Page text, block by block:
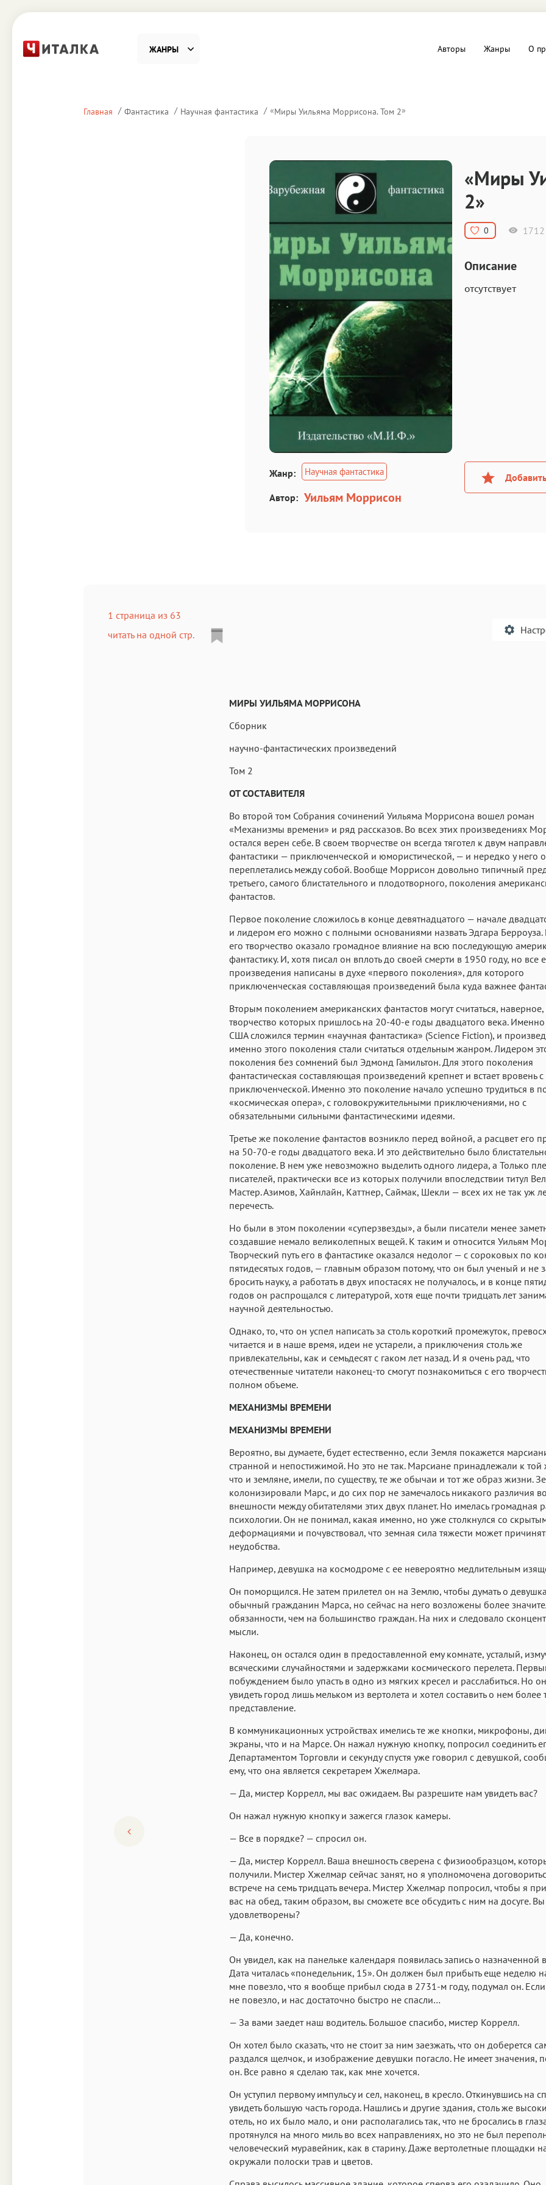
ЖАНРЫ
Драматургия
Домоводство Компьютеры и Интернет
Старинное Фольклор
Авторы Жанры О
Главная Фантастика Научная фантастика «Миры Уильяма Моррисона. Том 2»
Жанр: Научная фантастика
Автор: Уильям Моррисон
«Миры
2»
0 1712
Описание
отсутствует
1 страница из 63
читать на одной стр.
Аа
Roboto
Аа
Garamond
Аа
Fira Sans
Аа
Iowan
Аа
San Francisco Аа
SF Serif
Аа Аа Аа
Аа
Courier
Аа
Courier New
Аа
Menlo
МИРЫ УИЛЬЯМА МОРРИСОНА
Сборник
научно-фантастических произведений
Том 2
ОТ СОСТАВИТЕЛЯ
Во второй том Собрания сочинений Уильяма Моррисона вошел роман
«Механизмы времени» и ряд рассказов. Во всех этих произведениях
остался верен себе. В своем творчестве он всегда тяготел к двум
фантастики — приключенческой и юмористической, — и нередко у него
переплетались между собой. Вообще Моррисон довольно типичный
третьего, самого блистательного и плодотворного, поколения
фантастов.
Первое поколение сложилось в конце девятнадцатого — начале
и лидером его можно с полными основаниями назвать Эдгара
его творчество оказало громадное влияние на всю последующую
фантастику. И, хотя писал он вплоть до своей смерти в 1950 году, но все
произведения написаны в духе «первого поколения», для которого
приключенческая составляющая произведений была куда важнее
Вторым поколением американских фантастов могут считаться, наверное,
творчество которых пришлось на 20-40-е годы двадцатого века. Именно
США сложился термин «научная фантастика» (Science Fiction), и
именно этого поколения стали считаться отдельным жанром. Лидером
поколения без сомнений был Эдмонд Гамильтон. Для этого поколения
фантастическая составляющая произведений крепнет и встает вровень с
приключенческой. Именно это поколение начало успешно трудиться в
«космическая опера», с головокружительными приключениями, но с
обязательными сильными фантастическими идеями.
Третье же поколение фантастов возникло перед войной, а расцвет его
на 50-70-е годы двадцатого века. И это действительно было
поколение. В нем уже невозможно выделить одного лидера, а Только
писателей, практически все из которых получили впоследствии титул
Мастер. Азимов, Хайнлайн, Каттнер, Саймак, Шекли — всех их не так уж
перечесть.
Но были в этом поколении «суперзвезды», а были писатели менее
создавшие немало великолепных вещей. К таким и относится Уильям
Творческий путь его в фантастике оказался недолог — с сороковых по
пятидесятых годов, — главным образом потому, что он был ученый и не
бросить науку, а работать в двух ипостасях не получалось, и в конце
годов он распрощался с литературой, хотя еще почти тридцать лет
научной деятельностью.
Однако, то, что он успел написать за столь короткий промежуток,
читается и в наше время, идеи не устарели, а приключения столь же
привлекательны, как и семьдесят с гаком лет назад. И я очень рад, что
отечественные читатели наконец-то смогут познакомиться с его
полном объеме.
МЕХАНИЗМЫ ВРЕМЕНИ
МЕХАНИЗМЫ ВРЕМЕНИ
Вероятно, вы думаете, будет естественно, если Земля покажется
странной и непостижимой. Но это не так. Марсиане принадлежали к той
что и земляне, имели, по существу, те же обычаи и тот же образ жизни.
колонизировали Марс, и до сих пор не замечалось никакого различия во
внешности между обитателями этих двух планет. Но имелась громадная
психологии. Он не понимал, какая именно, но уже столкнулся со
деформациями и почувствовал, что земная сила тяжести может
неудобства.
Например, девушка на космодроме с ее невероятно медлительным
Он поморщился. Не затем прилетел он на Землю, чтобы думать о
обычный гражданин Марса, но сейчас на него возложены более
обязанности, чем на большинство граждан. На них и следовало
мысли.
Наконец, он остался один в предоставленной ему комнате, усталый,
всяческими случайностями и задержками космического перелета.
побуждением было упасть в одно из мягких кресел и расслабиться. Но
увидеть город лишь мельком из вертолета и хотел составить о нем более
представление.
В коммуникационных устройствах имелись те же кнопки, микрофоны,
экраны, что и на Марсе. Он нажал нужную кнопку, попросил соединить
Департаментом Торговли и секунду спустя уже говорил с девушкой,
ему, что она является секретарем Хжелмара.
— Да, мистер Коррелл, мы вас ожидаем. Вы разрешите нам увидеть вас?
Он нажал нужную кнопку и зажегся глазок камеры.
— Все в порядке? — спросил он.
— Да, мистер Коррелл. Ваша внешность сверена с физиообразцом,
получили. Мистер Хжелмар сейчас занят, но я уполномочена
встрече на семь тридцать вечера. Мистер Хжелмар попросил, чтобы я
вас на обед, таким образом, вы сможете все обсудить с ним на досуге. Вы
удовлетворены?
— Да, конечно.
Он увидел, как на панельке календаря появилась запись о назначенной
Дата читалась «понедельник, 15». Он должен был прибыть еще неделю
мне повезло, что я вообще прибыл сюда в 2731-м году, подумал он.
не повезло, и нас достаточно быстро не спасли…
— За вами заедет наш водитель. Большое спасибо, мистер Коррелл.
Он хотел было сказать, что не стоит за ним заезжать, что он доберется
раздался щелчок, и изображение девушки погасло. Не имеет значения,
он. Все равно я сделаю так, как мне хочется.
Он уступил первому импульсу и сел, наконец, в кресло. Откинувшись на
увидеть большую часть города. Нашлись и другие здания, столь же
отель, но их было мало, и они располагались так, что не бросались в
протянулся на много миль во всех направлениях, но это не был
человеческий муравейник, как в старину. Даже вертолетные площадки
окружали полоски трав и цветов.